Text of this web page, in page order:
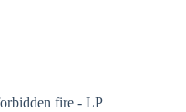
fire - LP